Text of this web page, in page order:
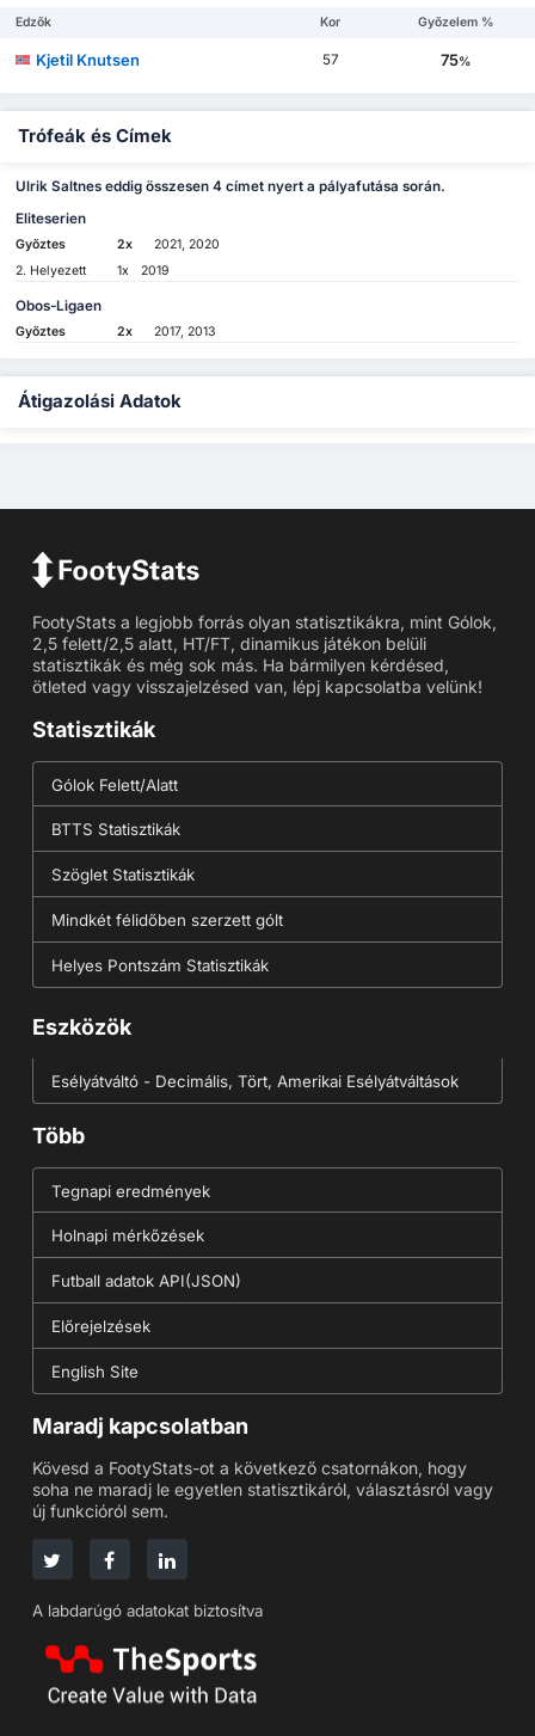
Edzők Kor Győzelem %
Kjetil Knutsen 57 75%
Trófeák és Címek
Ulrik Saltnes eddig összesen 4 címet nyert a pályafutása során.
Eliteserien
Győztes 2x
2021, 2020
2. Helyezett
1x 2019
Obos-Ligaen
Győztes 2x 2017, 2013
Átigazolási Adatok
FootyStats a legjobb forrás olyan statisztikákra, mint Gólok,
2,5 felett/2,5 alatt, HT/FT, dinamikus játékon belüli
statisztikák és még sok más. Ha bármilyen kérdésed,
ötleted vagy visszajelzésed van, lépj kapcsolatba velünk!
Statisztikák
Gólok Felett/Alatt
BTTS Statisztikák
Szöglet Statisztikák
Mindkét félidőben szerzett gólt
Helyes Pontszám Statisztikák
Eszközök
Esélyátváltó - Decimális, Tört, Amerikai Esélyátváltások
Több
Tegnapi eredmények
Holnapi mérkőzések
Futball adatok API(JSON)
Előrejelzések
English Site
Maradj kapcsolatban
Kövesd a FootyStats-ot a következő csatornákon, hogy
soha ne maradj le egyetlen statisztikáról, választásról vagy
új funkcióról sem.
A labdarúgó adatokat biztosítva